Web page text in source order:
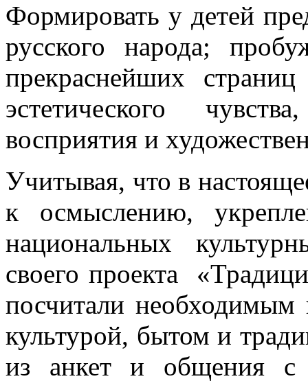
Формировать у детей
русского народа;
прекраснейших
эстетического
восприятия и
Учитывая, что в
к осмыслению,
национальных
своего проекта
посчитали необходимым
культурой, бытом и
из анкет и общения с